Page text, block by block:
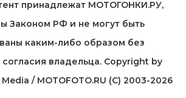
принадлежат МОТОГОНКИ.РУ,
Законом РФ и не могут быть
каким-либо образом без
владельца. Copyright by
Media / MOTOFOTO.RU (C) 2003-2026